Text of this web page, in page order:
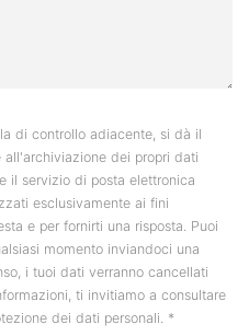
di controllo adiacente, si dà il
all'archiviazione dei propri dati
il servizio di posta elettronica
esclusivamente ai fini
e per fornirti una risposta. Puoi
momento inviandoci una
i tuoi dati verranno cancellati
ti invitiamo a consultare
dei dati personali. *